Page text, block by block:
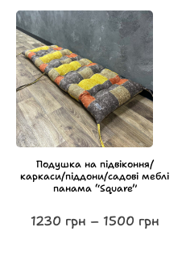
Подушка на підвіконня/
каркаси/піддони/садові меблі
панама “Square”
1230 грн – 1500 грн